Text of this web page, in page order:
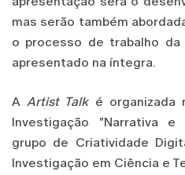
mas serão também
o processo de trabalho
apresentado na íntegra.
A Artist Talké organizada
Investigação "Narrativa e
grupo de Criatividade
Investigação em Ciência e